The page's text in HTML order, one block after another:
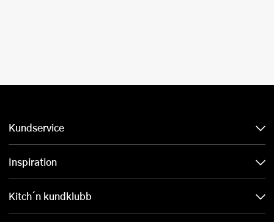
Kundservice
Inspiration
Kitch´n kundklubb